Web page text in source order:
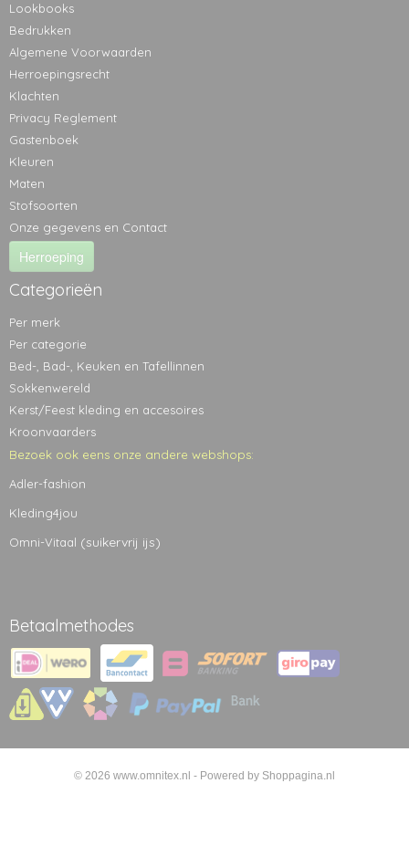
Lookbooks
Bedrukken
Algemene Voorwaarden
Herroepingsrecht
Klachten
Privacy Reglement
Gastenboek
Kleuren
Maten
Stofsoorten
Onze gegevens en Contact
Herroeping
Categorieën
Per merk
Per categorie
Bed-, Bad-, Keuken en Tafellinnen
Sokkenwereld
Kerst/Feest kleding en accesoires
Kroonvaarders
Bezoek ook eens onze andere webshops:
Adler-fashion
Kleding4jou
Omni-Vitaal (suikervrij ijs)
Betaalmethodes
© 2026 www.omnitex.nl - Powered by Shoppagina.nl